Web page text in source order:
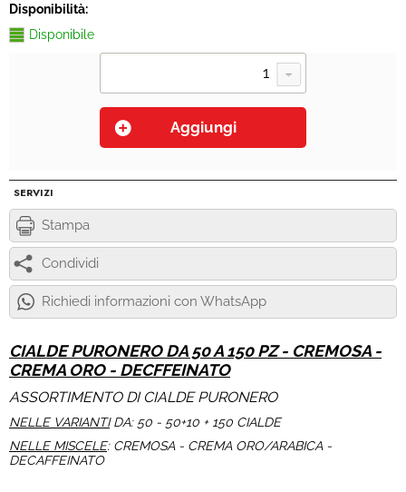
Disponibilità:
Disponibile
SERVIZI
Stampa
Condividi
Richiedi informazioni con WhatsApp
CIALDE PURONERO DA 50 A 150 PZ - CREMOSA -
CREMA ORO - DECFFEINATO
ASSORTIMENTO DI CIALDE PURONERO
NELLE VARIANTIDA: 50 - 50+10 + 150 CIALDE
NELLE MISCELE: CREMOSA - CREMA ORO/ARABICA -
DECAFFEINATO